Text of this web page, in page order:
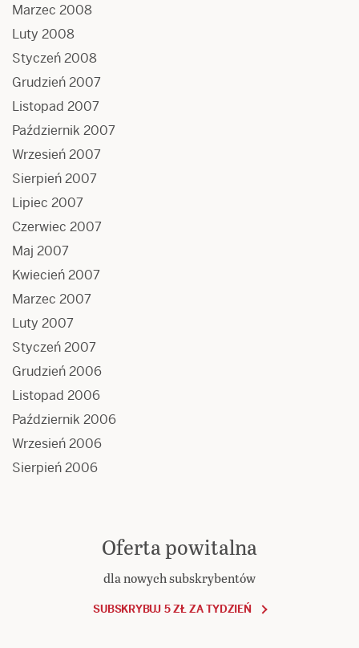
Marzec 2008
Luty 2008
Styczeń 2008
Grudzień 2007
Listopad 2007
Październik 2007
Wrzesień 2007
Sierpień 2007
Lipiec 2007
Czerwiec 2007
Maj 2007
Kwiecień 2007
Marzec 2007
Luty 2007
Styczeń 2007
Grudzień 2006
Listopad 2006
Październik 2006
Wrzesień 2006
Sierpień 2006
Oferta powitalna
dla nowych subskrybentów
SUBSKRYBUJ 5 ZŁ ZA TYDZIEŃ